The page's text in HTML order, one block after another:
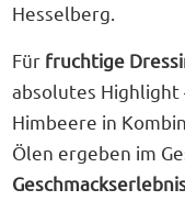
Hesselberg.
Für fruchtige
absolutes Highlight
Himbeere in
Ölen ergeben im